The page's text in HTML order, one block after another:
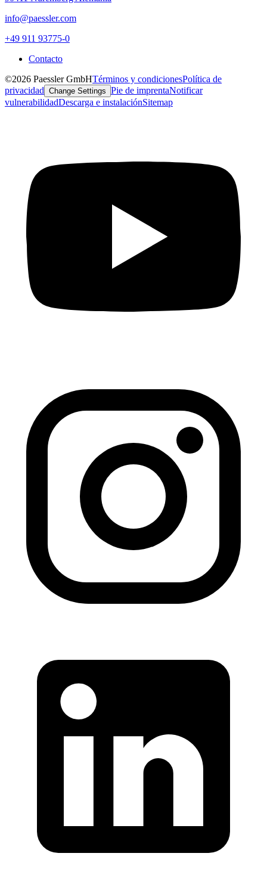
info@paessler.com
+49 911 93775-0
Contacto
©2026 Paessler GmbHTérminos y condicionesPolítica de
privacidad Change Settings Pie de imprentaNotificar
vulnerabilidadDescarga e instalaciónSitemap